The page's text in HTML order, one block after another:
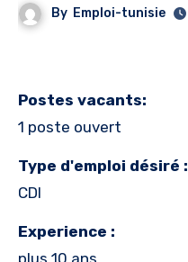
By Emploi-tunisie
Postes vacants:
1 poste ouvert
Type d'emploi désiré :
CDI
Experience :
plus 10 ans